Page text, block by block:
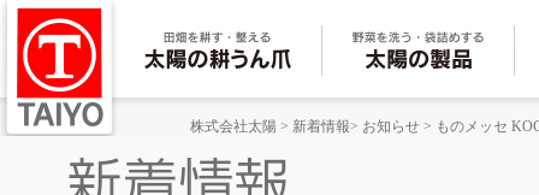
株式会社太陽 > 新着情報> お知らせ > ものメッセ